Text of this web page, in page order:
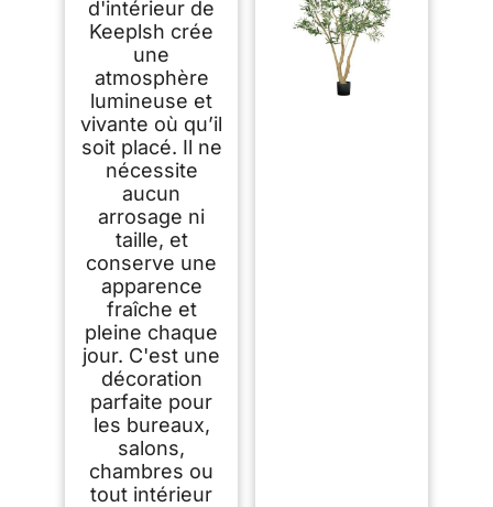
d'intérieur de
Keeplsh crée
une
atmosphère
lumineuse et
vivante où qu’il
soit placé. Il ne
nécessite
aucun
arrosage ni
taille, et
conserve une
apparence
fraîche et
pleine chaque
jour. C'est une
décoration
parfaite pour
les bureaux,
salons,
chambres ou
tout intérieur